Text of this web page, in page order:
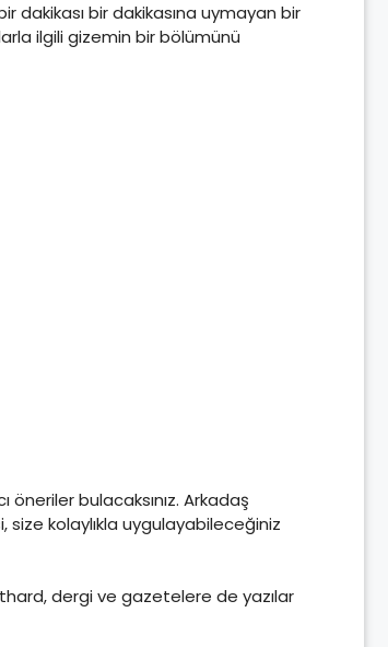
dakikası bir dakikasına uymayan bir
ilgili gizemin bir bölümünü
bulacaksınız. Arkadaş
kolaylıkla uygulayabileceğiniz
dergi ve gazetelere de yazılar